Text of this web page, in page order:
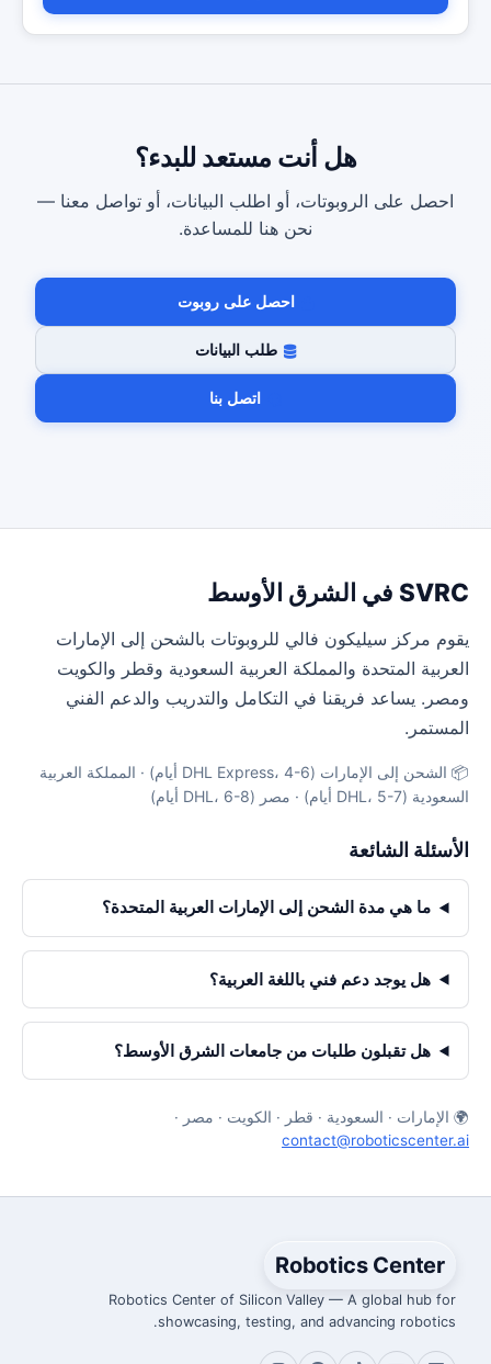
هل أنت مستعد للبدء؟
احصل على الروبوتات، أو اطلب البيانات، أو تواصل معنا —
نحن هنا للمساعدة.
احصل على روبوت
طلب البيانات
اتصل بنا
SVRC في الشرق الأوسط
يقوم مركز سيليكون فالي للروبوتات بالشحن إلى الإمارات
العربية المتحدة والمملكة العربية السعودية وقطر والكويت
ومصر. يساعد فريقنا في التكامل والتدريب والدعم الفني
المستمر.
📦 الشحن إلى الإمارات (DHL Express، 4-6 أيام) · المملكة العربية
السعودية (DHL، 5-7 أيام) · مصر (DHL، 6-8 أيام)
الأسئلة الشائعة
ما هي مدة الشحن إلى الإمارات العربية المتحدة؟
هل يوجد دعم فني باللغة العربية؟
هل تقبلون طلبات من جامعات الشرق الأوسط؟
🌍 الإمارات · السعودية · قطر · الكويت · مصر ·
contact@roboticscenter.ai
Robotics Center
Robotics Center of Silicon Valley — A global hub for
showcasing, testing, and advancing robotics.